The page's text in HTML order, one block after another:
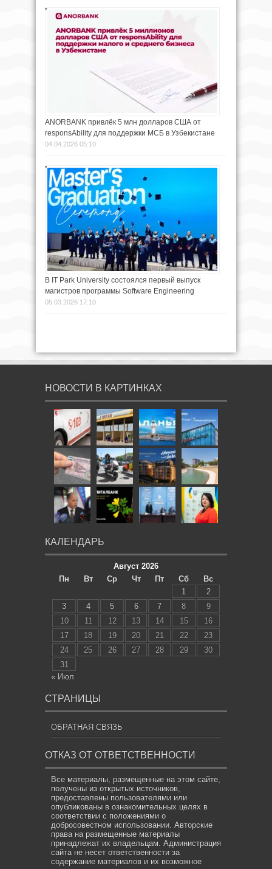
ANORBANK привлёк 5 млн долларов США от
responsAbility для поддержки МСБ в Узбекистане
04.04.2026 05:10
В IT Park University состоялся первый выпуск
магистров программы Software Engineering
05.03.2026 17:10
НОВОСТИ В КАРТИНКАХ
КАЛЕНДАРЬ
Август 2026
Пн
Вт Ср Чт Пт Сб
Вс
1
2
3
4 5 6 7 8
9
10
11 12 13 14 15
16
17
18 19 20 21 22
23
24
25 26 27 28 29
30
31
« Июл
СТРАНИЦЫ
ОБРАТНАЯ СВЯЗЬ
ОТКАЗ ОТ ОТВЕТСТВЕННОСТИ
Все материалы, размещенные на этом сайте,
получены из открытых источников,
предоставлены пользователями или
опубликованы в ознакомительных целях в
соответствии с положениями о
добросовестном использовании. Авторские
права на размещенные материалы
принадлежат их владельцам. Администрация
сайта не несет ответственности за
содержание материалов и их возможное